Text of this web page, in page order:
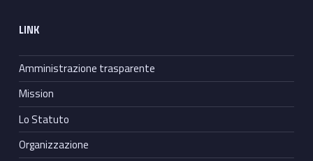
LINK
Amministrazione trasparente
Mission
Lo Statuto
Organizzazione